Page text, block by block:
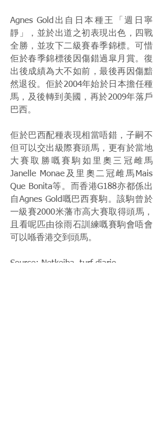
Agnes Gold出自日本種王「週日寧
靜」，並於出道之初表現出色，四戰
全勝，並攻下二級賽春季錦標。可惜
佢於春季錦標後因傷錯過皐月賞。復
出後成績為大不如前，最後再因傷黯
然退役。佢於2004年始於日本擔任種
馬，及後轉到美國，再於2009年落戶
巴西。
佢於巴西配種表現相當唔錯，子嗣不
但可以交出級際賽頭馬，更有於當地
大賽取勝嘅賽駒如里奧三冠雌馬
Janelle Monae及里奧二冠雌馬Mais
Que Bonita等。而香港G188亦都係出
自Agnes Gold嘅巴西賽駒。該駒曾於
一級賽2000米藩市高大賽取得頭馬，
且看呢匹由徐雨石訓練嘅賽駒會唔會
可以喺香港交到頭馬。
Source: Netkeiba, turf diario